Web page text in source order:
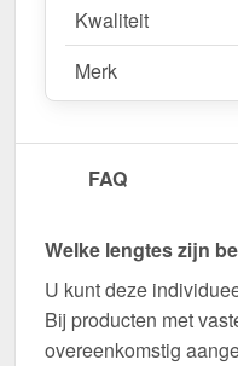
Kwaliteit
Merk
FAQ
Welke lengtes zijn
U kunt deze
Bij producten met
overeenkomstig